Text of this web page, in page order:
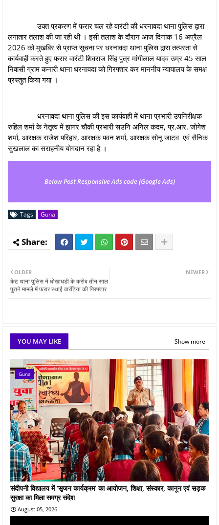
उक्त प्रकरण में फरार चल रहे वारंटी की धरनावदा थाना पुलिस द्वारा
लगातार तलाश की जा रही थी । इसी तलाश के दौरान आज दिनांक 16 अप्रैल
2026 को मुखबिर से प्राप्त सूचना पर धरनावदा थाना पुलिस द्वारा तत्परता से
कार्यवाही करते हुए फरार वारंटी शिवराज सिंह पुत्र मांगीलाल यादव उम्र 45 साल
निवासी ग्राम कनारी थाना धरनावदा को गिरफ्तार कर माननीय न्यायालय के समक्ष
प्रस्तुत किया गया ।
धरनावदा थाना पुलिस की इस कार्यवाही में थाना प्रभारी उपनिरीक्षक
रुहिल शर्मा के नेतृत्व में झागर चौकी प्रभारी सउनि अनिल कदम, प्र.आर. जोगेश
शर्मा, आरक्षक राजेश परिहार, आरक्षक पवन शर्मा, आरक्षक सोनू जाटव एवं सैनिक
सुखलाल का सराहनीय योगदान रहा है ।
Below Post Responsive Ads code (Google Ads)
Tags Guna
NEWER
OLDER
केंट थाना पुलिस ने धोखाधडी के करीब तीन साल
पुराने मामले में फरार स्थाई वारंटिया की गिरफ्तार
YOU MAY LIKE Show more
Guna
संदीपनी विद्यालय में ‘सृजन कार्यक्रम’ का आयोजन, शिक्षा, संस्कार, कानून एवं सड़क
सुरक्षा का मिला समग्र संदेश
August 05, 2026